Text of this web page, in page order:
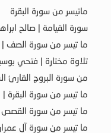
ماتيسر من سورة البقرة
سورة القيامة | صالح
ما تيسر من سورة الصف
تلاوة مختارة | فتحي
من سورة البروج
ما تيسر من سورة البقرة
ما تيسر من سورة القصص
ما تيسر من سورة آل